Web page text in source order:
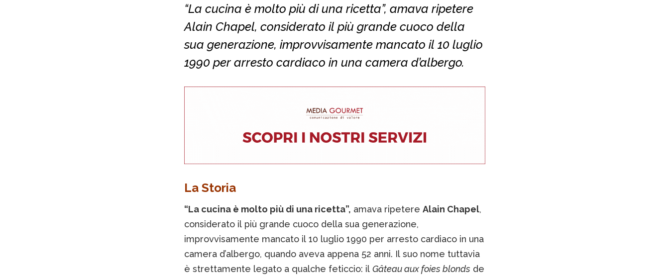
“La cucina è molto più di una ricetta”, amava ripetere
Alain Chapel, considerato il più grande cuoco della
sua generazione, improvvisamente mancato il 10 luglio
1990 per arresto cardiaco in una camera d’albergo.
La Storia
“La cucina è molto più di una ricetta”, amava ripetere Alain Chapel,
considerato il più grande cuoco della sua generazione,
improvvisamente mancato il 10 luglio 1990 per arresto cardiaco in una
camera d’albergo, quando aveva appena 52 anni. Il suo nome tuttavia
è strettamente legato a qualche feticcio: il Gâteau aux foies blonds de